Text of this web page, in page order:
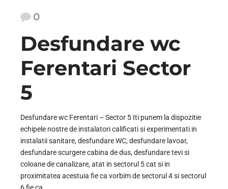
0
Desfundare wc
Ferentari Sector
5
Desfundare wc Ferentari – Sector 5 Iti punem la dispozitie
echipele nostre de instalatori calificati si experimentati in
instalatii sanitare, desfundare WC, desfundare lavoar,
desfundare scurgere cabina de dus, desfundare tevi si
coloane de canalizare, atat in sectorul 5 cat si in
proximitatea acestuia fie ca vorbim de sectorul 4 si sectorul
6 fie ca...